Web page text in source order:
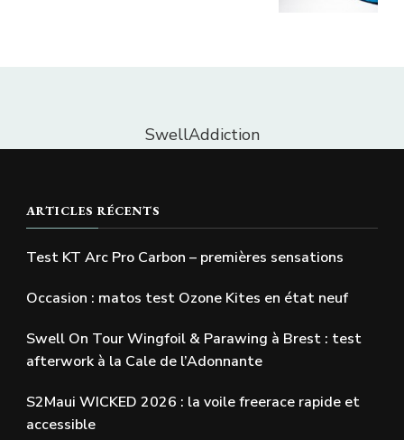
SwellAddiction
ARTICLES RÉCENTS
Test KT Arc Pro Carbon – premières sensations
Occasion : matos test Ozone Kites en état neuf
Swell On Tour Wingfoil & Parawing à Brest : test
afterwork à la Cale de l’Adonnante
S2Maui WICKED 2026 : la voile freerace rapide et
accessible